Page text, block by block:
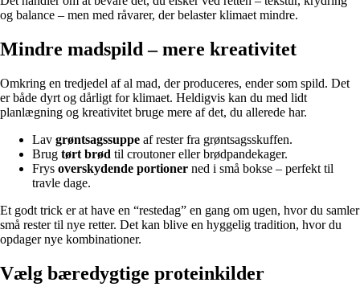
og balance – men med råvarer, der belaster klimaet mindre.
Mindre madspild – mere kreativitet
Omkring en tredjedel af al mad, der produceres, ender som spild. Det
er både dyrt og dårligt for klimaet. Heldigvis kan du med lidt
planlægning og kreativitet bruge mere af det, du allerede har.
Lav grøntsagssuppe af rester fra grøntsagsskuffen.
Brug tørt brød til croutoner eller brødpandekager.
Frys overskydende portioner ned i små bokse – perfekt til
travle dage.
Et godt trick er at have en “restedag” en gang om ugen, hvor du samler
små rester til nye retter. Det kan blive en hyggelig tradition, hvor du
opdager nye kombinationer.
Vælg bæredygtige proteinkilder